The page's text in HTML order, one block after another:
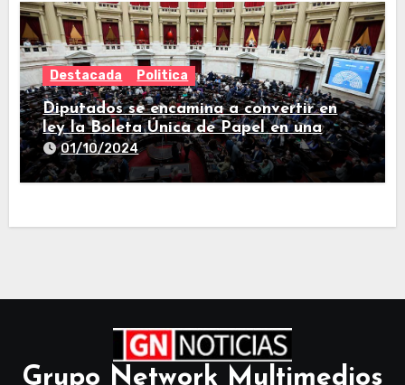
Destacada Politica
Diputados se encamina a convertir en
ley la Boleta Única de Papel en una
larga sesión
01/10/2024
Grupo Network Multimedios